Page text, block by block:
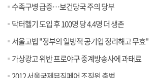
수족구병 급증…보건당국 주의 당부
닥터헬기 도입 후 100명 당 4.4명 더 생존
서울고법 "정부의 일방적 공기업 정리해고 무효"
가상광고 위반 프로야구 중계방송사에 과태료